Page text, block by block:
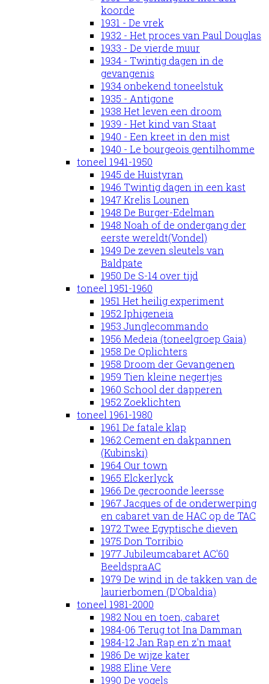
koorde
1931 - De vrek
1932 - Het proces van Paul Douglas
1933 - De vierde muur
1934 - Twintig dagen in de
gevangenis
1934 onbekend toneelstuk
1935 - Antigone
1938 Het leven een droom
1939 - Het kind van Staat
1940 - Een kreet in den mist
1940 - Le bourgeois gentilhomme
toneel 1941-1950
1945 de Huistyran
1946 Twintig dagen in een kast
1947 Krelis Lounen
1948 De Burger-Edelman
1948 Noah of de ondergang der
eerste wereldt(Vondel)
1949 De zeven sleutels van
Baldpate
1950 De S-14 over tijd
toneel 1951-1960
1951 Het heilig experiment
1952 Iphigeneia
1953 Junglecommando
1956 Medeia (toneelgroep Gaia)
1958 De Oplichters
1958 Droom der Gevangenen
1959 Tien kleine negertjes
1960 School der dapperen
1952 Zoeklichten
toneel 1961-1980
1961 De fatale klap
1962 Cement en dakpannen
(Kubinski)
1964 Our town
1965 Elckerlyck
1966 De gecroonde leersse
1967 Jacques of de onderwerping
en cabaret van de HAC op de TAC
1972 Twee Egyptische dieven
1975 Don Torribio
1977 Jubileumcabaret AC'60
BeeldspraAC
1979 De wind in de takken van de
laurierbomen (D'Obaldia)
toneel 1981-2000
1982 Nou en toen, cabaret
1984-06 Terug tot Ina Damman
1984-12 Jan Rap en z'n maat
1986 De wijze kater
1988 Eline Vere
1990 De vogels